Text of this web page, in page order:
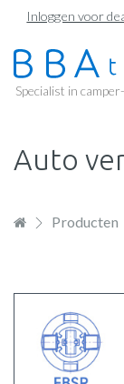
Overslaan
naar
de
Inloggen voor
Specialist in
Auto
Producten